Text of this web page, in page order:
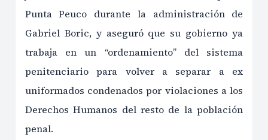
Punta Peuco durante la administración de
Gabriel Boric, y aseguró que su gobierno ya
trabaja en un “ordenamiento” del sistema
penitenciario para volver a separar a ex
uniformados condenados por violaciones a los
Derechos Humanos del resto de la población
penal.